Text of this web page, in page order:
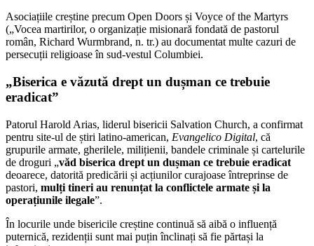
Asociațiile creștine precum Open Doors și Voyce of the Martyrs
(„Vocea martirilor, o organizație misionară fondată de pastorul
român, Richard Wurmbrand, n. tr.) au documentat multe cazuri de
persecuții religioase în sud-vestul Columbiei.
„Biserica e văzută drept un dușman ce trebuie
eradicat”
Patorul Harold Arias, liderul bisericii Salvation Church, a confirmat
pentru site-ul de știri latino-american, Evangelico Digital, că
grupurile armate, gherilele, milițienii, bandele criminale și cartelurile
de droguri „văd biserica drept un dușman ce trebuie eradicat
deoarece, datorită predicării și acțiunilor curajoase întreprinse de
pastori, mulți tineri au renunțat la conflictele armate și la
operațiunile ilegale”.
În locurile unde bisericile creștine continuă să aibă o influență
puternică, rezidenții sunt mai puțin înclinați să fie părtași la